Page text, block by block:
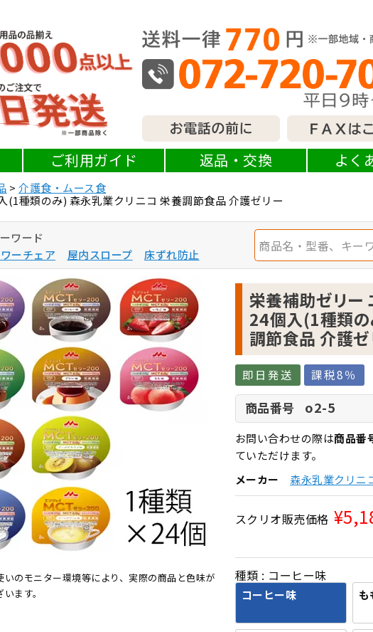
ご利用ガイド 返品・交換 よく
介護食・ムース食
(1種類のみ) 森永乳業クリニコ 栄養調節食品 介護ゼリー
ワード
ーチェア 屋内スロープ 床ずれ防止
のモニター環境等により、実際の商品と色味が
ます。
栄養補助ゼリー
24個入(1種類
調節食品 介護ゼ
即日発送 課税8％
商品番号 o2-5
お問い合わせの際は商品番
ていただけます。
メーカー
森永乳業クリニ
スクリオ販売価格 ¥
種類 コーヒー味
コーヒー味 も